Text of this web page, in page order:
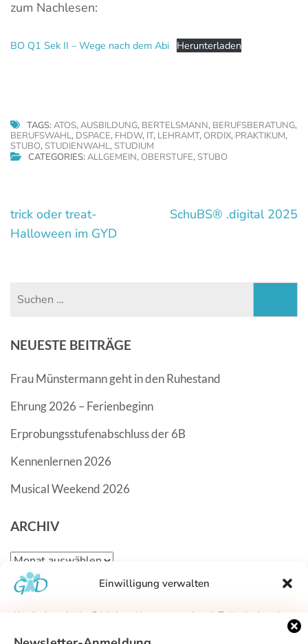
Einwilligung verwalten
Um dir ein optimales Erlebnis zu bieten, verwenden wir Technologien wie
Cookies, um Geräteinformationen zu speichern und/oder darauf zuzugreifen.
Wenn du diesen Technologien zustimmst, können wir Daten wie das
zum Nachlesen:
BO Q1 Sek II – Wege nach dem Abi Herunterladen
TAGS: ATOS, AUSBILDUNG, BERTELSMANN, BERUFSBERATUNG,
BERUFSWAHL, DSPACE, FHDW, IT, LEHRAMT, ORDIX, PRAKTIKUM,
STUBO, STUDIENWAHL, STUDIUM
CATEGORIES: ALLGEMEIN, OBERSTUFE, STUBO
Beitragsnavigation
trick oder treat-
Halloween im GYD
SchuBS® .digital 2025
NEUESTE BEITRÄGE
Frau Münstermann geht in den Ruhestand
Ehrung 2026 – Ferienbeginn
Erprobungsstufenabschluss der 6B
Kennenlernen 2026
Musical Weekend 2026
ARCHIV
Archiv
KATEGORIEN